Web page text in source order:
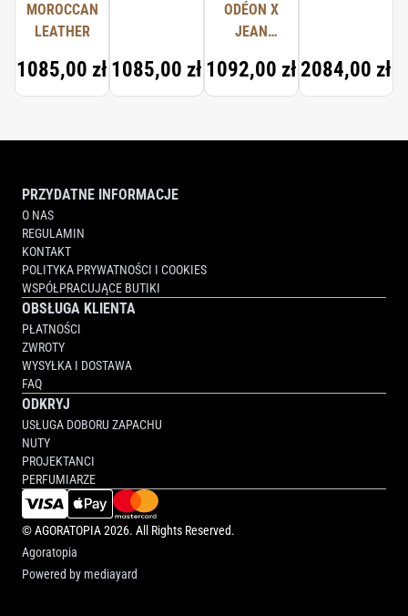
MOROCCAN
LEATHER
1085,00 zł 1085,00 zł
ODÉON X
JEAN
1092,00 zł2084,00 zł
PRZYDATNE INFORMACJE
O NAS
REGULAMIN
KONTAKT
POLITYKA PRYWATNOŚCI I COOKIES
WSPÓŁPRACUJĄCE BUTIKI
OBSŁUGA KLIENTA
PŁATNOŚCI
ZWROTY
WYSYŁKA I DOSTAWA
FAQ
ODKRYJ
USŁUGA DOBORU ZAPACHU
NUTY
PROJEKTANCI
PERFUMIARZE
©AGORATOPIA2026. All Rights Reserved.
Agoratopia
Powered by mediayard